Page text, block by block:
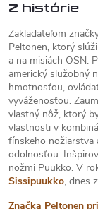
Z histórie
Zakladateľom
Peltonen, ktorý
a na misiách OSN.
americký služobný
hmotnosťou,
vyváženosťou.
vlastný nôž, ktorý
vlastnosti v
fínskeho nožiarstva
odolnosťou.
nožmi Puukko. V
Sissipuukko, dnes
Značka Peltonen